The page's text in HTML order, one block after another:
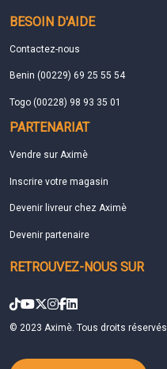
BESOIN D'AIDE
Contactez-nous
Benin (00229) 69 25 55 54
Togo (00228) 98 93 35 01
PARTENARIAT
Vendre sur Aximè
Inscrire votre magasin
Devenir livreur chez Aximè
Devenir partenaire
RETROUVEZ-NOUS SUR
© 2023 Aximè. Tous droits réservés